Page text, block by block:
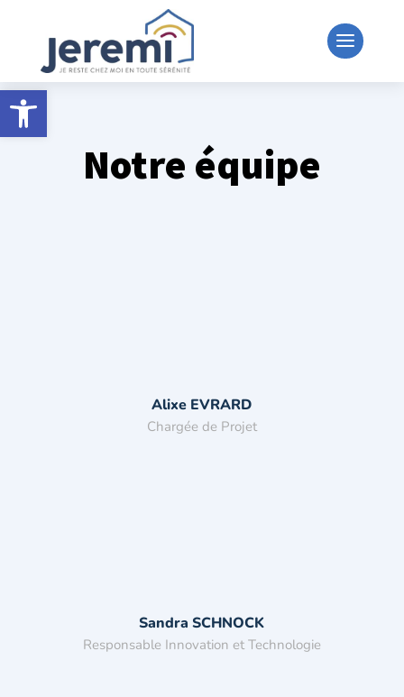
Ouvrir la barre d’outils
Notre équipe
Alixe EVRARD
Chargée de Projet
Sandra SCHNOCK
Responsable Innovation et Technologie